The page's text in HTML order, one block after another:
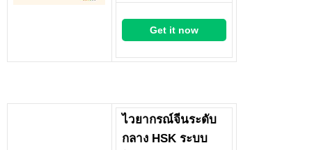
Get it now
ไวยากรณ์จีนระดับ
กลาง HSK ระบบ